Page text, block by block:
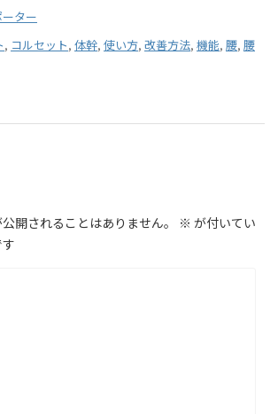
ター
, コルセット, 体幹, 使い方, 改善方法, 機能, 腰, 腰
開されることはありません。 ※ が付いてい